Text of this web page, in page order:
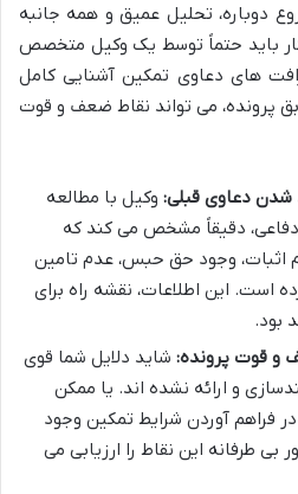
دوباره، تحلیل عمیق و همه جانبه
باید حتماً توسط یک وکیل متخصص
های دعاوی تمکین آشنایی کامل
پرونده، می تواند نقاط ضعف و قوت
شدن دعاوی قبلی: وکیل با مطالعه
دفاعی، دقیقاً مشخص می کند که
اثبات، وجود حق حبس، عدم تامین
است. این اطلاعات، نقشه راه برای
بود.
قوت پرونده: شاید دلایل شما قوی
و ارائه نشده اند. یا ممکن
فراهم آوردن شرایط تمکین وجود
طرفانه این نقاط را ارزیابی می